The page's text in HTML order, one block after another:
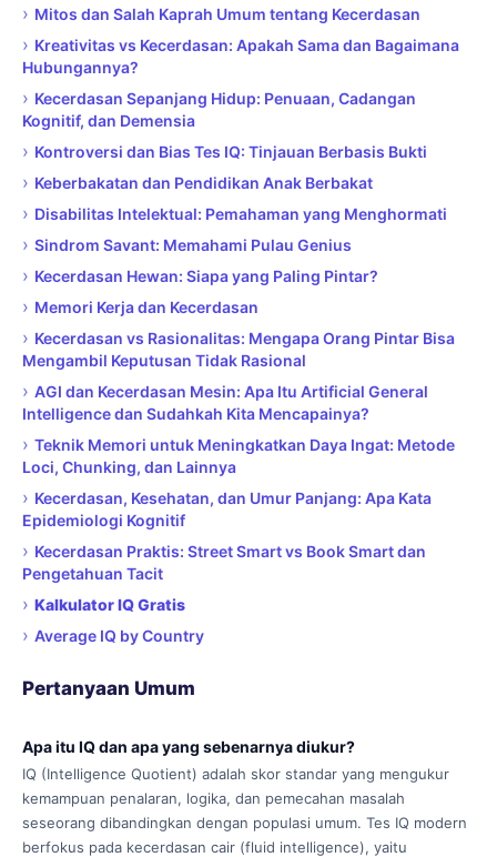
› Mitos dan Salah Kaprah Umum tentang Kecerdasan
› Kreativitas vs Kecerdasan: Apakah Sama dan Bagaimana
Hubungannya?
› Kecerdasan Sepanjang Hidup: Penuaan, Cadangan
Kognitif, dan Demensia
› Kontroversi dan Bias Tes IQ: Tinjauan Berbasis Bukti
› Keberbakatan dan Pendidikan Anak Berbakat
› Disabilitas Intelektual: Pemahaman yang Menghormati
› Sindrom Savant: Memahami Pulau Genius
› Kecerdasan Hewan: Siapa yang Paling Pintar?
› Memori Kerja dan Kecerdasan
› Kecerdasan vs Rasionalitas: Mengapa Orang Pintar Bisa
Mengambil Keputusan Tidak Rasional
› AGI dan Kecerdasan Mesin: Apa Itu Artificial General
Intelligence dan Sudahkah Kita Mencapainya?
› Teknik Memori untuk Meningkatkan Daya Ingat: Metode
Loci, Chunking, dan Lainnya
› Kecerdasan, Kesehatan, dan Umur Panjang: Apa Kata
Epidemiologi Kognitif
› Kecerdasan Praktis: Street Smart vs Book Smart dan
Pengetahuan Tacit
› Kalkulator IQ Gratis
› Average IQ by Country
Pertanyaan Umum
Apa itu IQ dan apa yang sebenarnya diukur?
IQ (Intelligence Quotient) adalah skor standar yang mengukur
kemampuan penalaran, logika, dan pemecahan masalah
seseorang dibandingkan dengan populasi umum. Tes IQ modern
berfokus pada kecerdasan cair (fluid intelligence), yaitu